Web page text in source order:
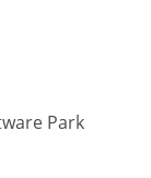
Park